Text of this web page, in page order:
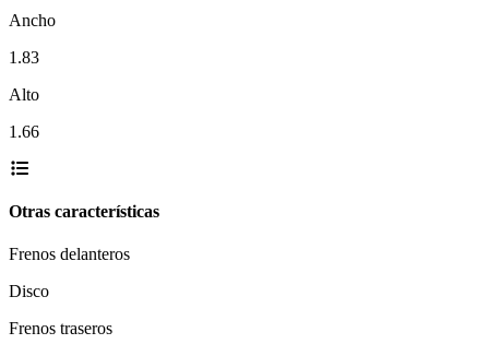
Ancho
1.83
Alto
1.66
Otras características
Frenos delanteros
Disco
Frenos traseros